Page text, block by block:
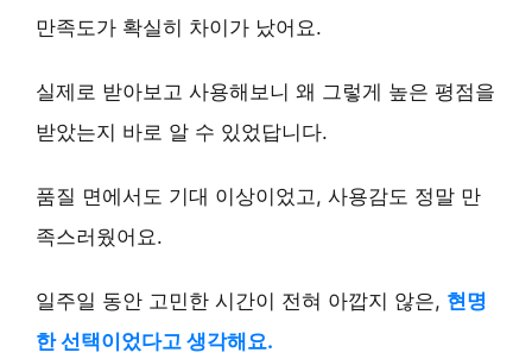
만족도가 확실히 차이가 났어요.
실제로 받아보고 사용해보니 왜 그렇게 높은 평점을
받았는지 바로 알 수 있었답니다.
품질 면에서도 기대 이상이었고, 사용감도 정말 만
족스러웠어요.
일주일 동안 고민한 시간이 전혀 아깝지 않은, 현명
한 선택이었다고 생각해요.